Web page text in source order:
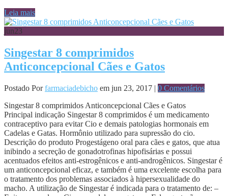
Leia mais
jun23
Singestar 8 comprimidos
Anticoncepcional Cães e Gatos
Postado Porfarmaciadebicho em jun 23, 2017 | 0 Comentários
Singestar 8 comprimidos Anticoncepcional Cães e Gatos
Principal indicação Singestar 8 comprimidos é um medicamento
contraceptivo para evitar Cio e demais patologias hormonais em
Cadelas e Gatas. Hormônio utilizado para supressão do cio.
Descrição do produto Progestágeno oral para cães e gatos, que atua
inibindo a secreção de gonadotrofinas hipofisárias e possui
acentuados efeitos anti-estrogênicos e anti-androgênicos. Singestar é
um anticoncepcional eficaz, e também é uma excelente escolha para
o tratamento dos problemas associados à hipersexualidade do
macho. A utilização de Singestar é indicada para o tratamento de: –